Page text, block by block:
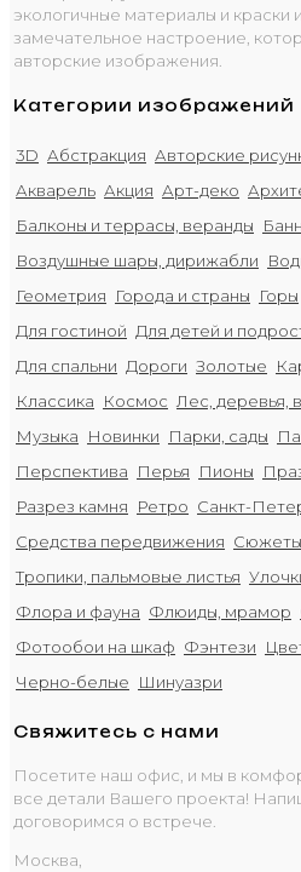
экологичные материалы и краски
замечательное настроение,
авторские изображения.
Категории изображений
3D Абстракция Авторские
Акварель Акция Арт-деко
Балконы и террасы, веранды
Воздушные шары, дирижабли
Геометрия
Города и страны Горы
Для гостиной Для детей и
Для спальни Дороги Золотые
Классика
Космос Лес, деревья,
Музыка
Новинки Парки, сады
Перспектива
Перья Пионы
Разрез камня
Ретро Санкт-
Средства передвижения Сюжеты
Тропики, пальмовые листья
Флора и фауна Флюиды, мрамор
Фотообои на шкаф Фэнтези
Черно-белые
Шинуазри
Свяжитесь с нами
Посетите наш офис, и мы в
все детали Вашего проекта!
договоримся о встрече.
Москва,